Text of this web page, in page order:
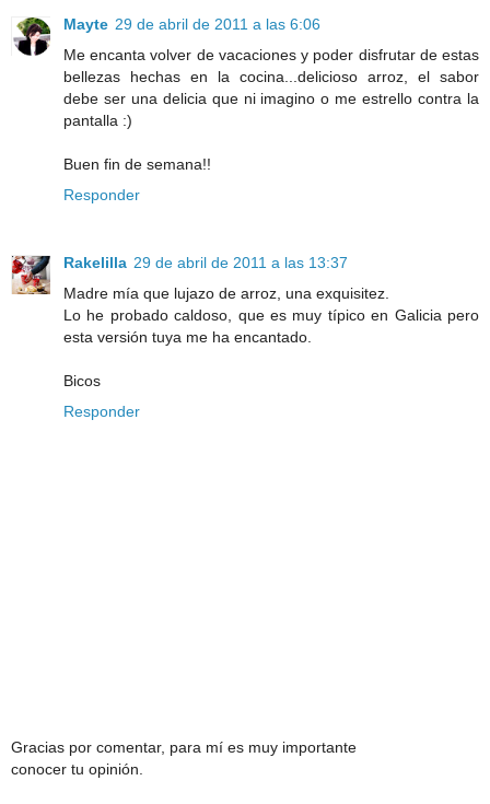
Mayte 29 de abril de 2011 a las 6:06
Me encanta volver de vacaciones y poder disfrutar de estas
bellezas hechas en la cocina...delicioso arroz, el sabor
debe ser una delicia que ni imagino o me estrello contra la
pantalla :)
Buen fin de semana!!
Responder
Rakelilla 29 de abril de 2011 a las 13:37
Madre mía que lujazo de arroz, una exquisitez.
Lo he probado caldoso, que es muy típico en Galicia pero
esta versión tuya me ha encantado.
Bicos
Responder
Gracias por comentar, para mí es muy importante
conocer tu opinión.